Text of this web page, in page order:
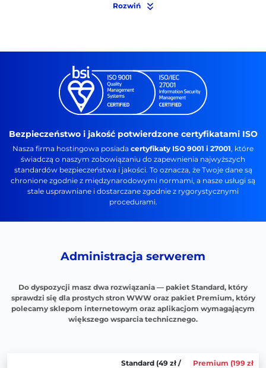
Rozwiń
Bezpieczeństwo i jakość potwierdzone certyfikatami ISO
Nasza firma hostingowa posiada certyfikaty ISO 9001 i 27001, które
świadczą o naszym zobowiązaniu do zapewnienia najwyższych
standardów bezpieczeństwa i jakości. To oznacza, że Twoje dane są
chronione zgodnie z międzynarodowymi normami, a nasze usługi są
stale usprawniane i dostarczane zgodnie z rygorystycznymi
procedurami.
Administracja serwerem
Do dyspozycji masz dwa rozwiązania — pakiet Standard, który
sprawdzi się dla prostych stron WWW oraz pakiet Premium, który
polecamy sklepom internetowym oraz aplikacjom wymagającym
większego wsparcia technicznego.
Standard (49 zł /
Premium (199 zł